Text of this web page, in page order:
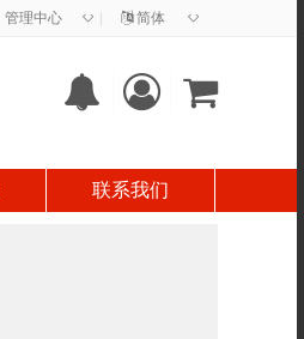
管理中心 ◇ 简体 ◇
联系我们